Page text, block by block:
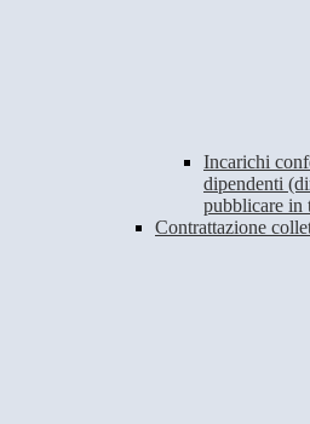
Incarichi
dipendenti
pubblicare in
Contrattazione